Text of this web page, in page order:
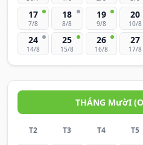
17
7/8
18
8/8
19
9/8
20
10/8
24
14/8
25
15/8
26
16/8
27
17/8
THÁNG MườI
T2 T3 T4 T5